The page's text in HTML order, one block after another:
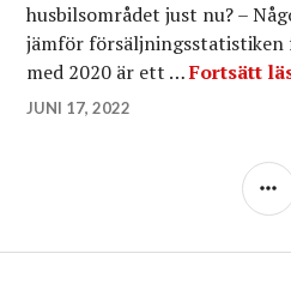
husbilsområdet just nu? –
jämför
med 2020 är ett …Fortsätt
JUNI 17, 2022